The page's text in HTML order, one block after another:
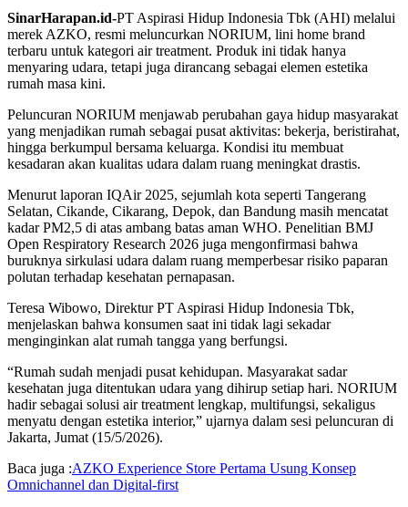
SinarHarapan.id-PT Aspirasi Hidup Indonesia Tbk (AHI) melalui
merek AZKO, resmi meluncurkan NORIUM, lini home brand
terbaru untuk kategori air treatment. Produk ini tidak hanya
menyaring udara, tetapi juga dirancang sebagai elemen estetika
rumah masa kini.
Peluncuran NORIUM menjawab perubahan gaya hidup masyarakat
yang menjadikan rumah sebagai pusat aktivitas: bekerja, beristirahat,
hingga berkumpul bersama keluarga. Kondisi itu membuat
kesadaran akan kualitas udara dalam ruang meningkat drastis.
Menurut laporan IQAir 2025, sejumlah kota seperti Tangerang
Selatan, Cikande, Cikarang, Depok, dan Bandung masih mencatat
kadar PM2,5 di atas ambang batas aman WHO. Penelitian BMJ
Open Respiratory Research 2026 juga mengonfirmasi bahwa
buruknya sirkulasi udara dalam ruang memperbesar risiko paparan
polutan terhadap kesehatan pernapasan.
Teresa Wibowo, Direktur PT Aspirasi Hidup Indonesia Tbk,
menjelaskan bahwa konsumen saat ini tidak lagi sekadar
menginginkan alat rumah tangga yang berfungsi.
“Rumah sudah menjadi pusat kehidupan. Masyarakat sadar
kesehatan juga ditentukan udara yang dihirup setiap hari. NORIUM
hadir sebagai solusi air treatment lengkap, multifungsi, sekaligus
menyatu dengan estetika interior,” ujarnya dalam sesi peluncuran di
Jakarta, Jumat (15/5/2026).
Baca juga :AZKO Experience Store Pertama Usung Konsep
Omnichannel dan Digital-first